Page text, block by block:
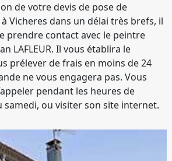
de votre devis de pose de
Vicheres dans un délai très brefs, il
prendre contact avec le peintre
LAFLEUR. Il vous établira le
prélever de frais en moins de 24
ne vous engagera pas. Vous
pendant les heures de
samedi, ou visiter son site internet.